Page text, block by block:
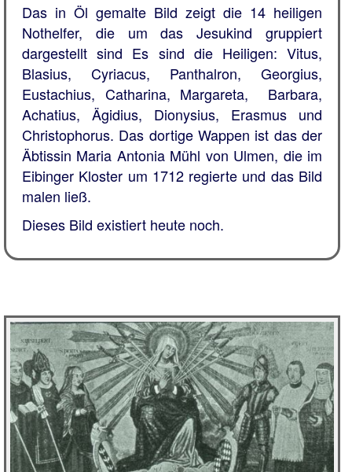
Das in Öl gemalte Bild zeigt die 14 heiligen
Nothelfer, die um das Jesukind gruppiert
dargestellt sind Es sind die Heiligen: Vitus,
Blasius, Cyriacus, Panthalron, Georgius,
Eustachius, Catharina, Margareta, Barbara,
Achatius, Ägidius, Dionysius, Erasmus und
Christophorus. Das dortige Wappen ist das der
Äbtissin Maria Antonia Mühl von Ulmen, die im
Eibinger Kloster um 1712 regierte und das Bild
malen ließ.
Dieses Bild existiert heute noch.